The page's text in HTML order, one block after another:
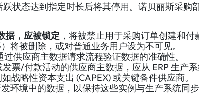
状态达到指定时长后将其停用。诺贝丽斯采购
据，应被锁定 ，将被禁止用于采购订单创建和
将被删除，或对普通业务用户设为不可见。
供应商主数据请求流程验证数据的准确性。
票/付款活动的供应商主数据，应从 ERP 生产
略性资本支出 (CAPEX) 或关键备件供应商。
境中的数据，以保持这些实例与生产系统同步